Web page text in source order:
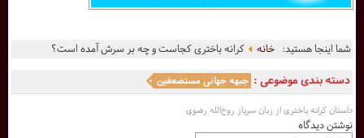
شما اینجا هستید:خانه کرانه باختری کجاست و چه بر سرش آمده است؟
دسته بندی موضوعی : جبهه جهانی مستضعفین
داستان کرانه باختری از زبان سرباز روح‌الله رضوی
نوشتن دیدگاه